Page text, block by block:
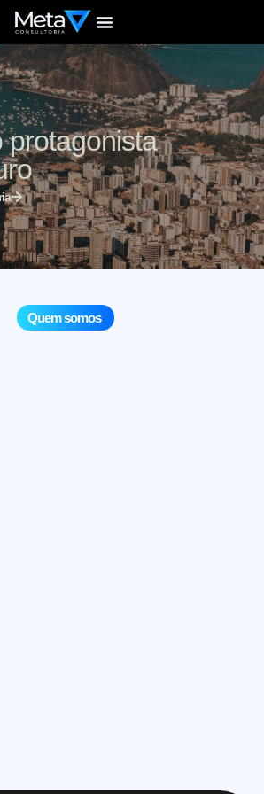
protagonista
Quem somos